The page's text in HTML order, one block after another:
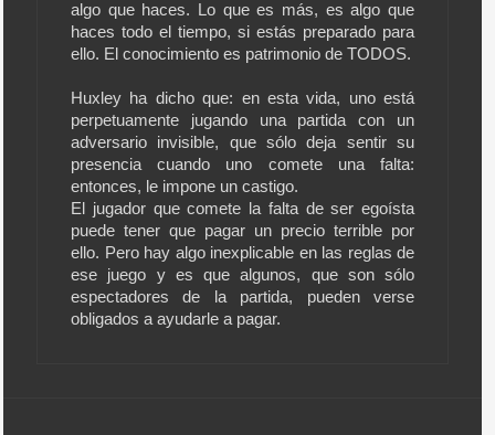
algo que haces. Lo que es más, es algo que
haces todo el tiempo, si estás preparado para
ello. El conocimiento es patrimonio de TODOS.
Huxley ha dicho que: en esta vida, uno está
perpetuamente jugando una partida con un
adversario invisible, que sólo deja sentir su
presencia cuando uno comete una falta:
entonces, le impone un castigo.
El jugador que comete la falta de ser egoísta
puede tener que pagar un precio terrible por
ello. Pero hay algo inexplicable en las reglas de
ese juego y es que algunos, que son sólo
espectadores de la partida, pueden verse
obligados a ayudarle a pagar.